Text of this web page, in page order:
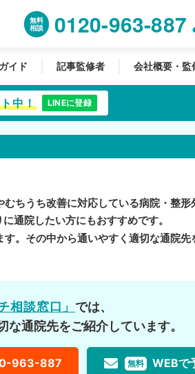
無料
相談
0120-963-887
イド 記事監修者 会社概要・監
中！ LINEに登録
ちうち改善に対応している病院・整形
通院したい方にもおすすめです。
。その中から通いやすく適切な通院先
相談窓口」 では、
な通院先をご紹介しています。
963-887 無料 WEBで